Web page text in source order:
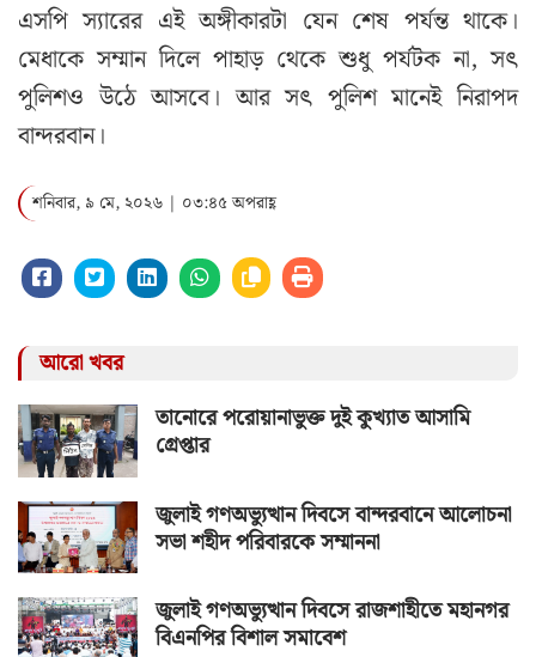
এসপি স্যারের এই অঙ্গীকারটা যেন শেষ পর্যন্ত থাকে।
মেধাকে সম্মান দিলে পাহাড় থেকে শুধু পর্যটক না, সৎ
পুলিশও উঠে আসবে। আর সৎ পুলিশ মানেই নিরাপদ
বান্দরবান।
শনিবার, ৯ মে, ২০২৬ | ০৩:৪৫ অপরাহ্ণ
আরো খবর
তানোরে পরোয়ানাভুক্ত দুই কুখ্যাত আসামি
গ্রেপ্তার
জুলাই গণঅভ্যুত্থান দিবসে বান্দরবানে আলোচনা
সভা শহীদ পরিবারকে সম্মাননা
জুলাই গণঅভ্যুত্থান দিবসে রাজশাহীতে মহানগর
বিএনপির বিশাল সমাবেশ